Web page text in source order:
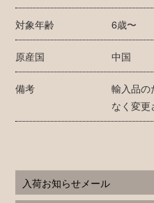
対象年齢 6歳〜
原産国 中国
備考
輸入品の
なく変更
入荷お知らせメール